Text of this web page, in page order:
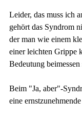
Leider, das muss ich
gehört das Syndrom
der man wie einem
einer leichten Grippe
Bedeutung beimessen
Beim "Ja, aber"-
eine